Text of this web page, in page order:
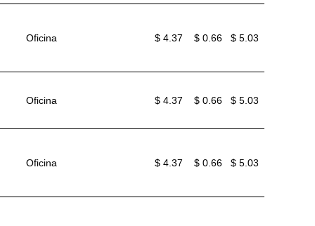
Oficina $ 4.37 $ 0.66 $ 5.03
Oficina $ 4.37 $ 0.66 $ 5.03
Oficina $ 4.37 $ 0.66 $ 5.03